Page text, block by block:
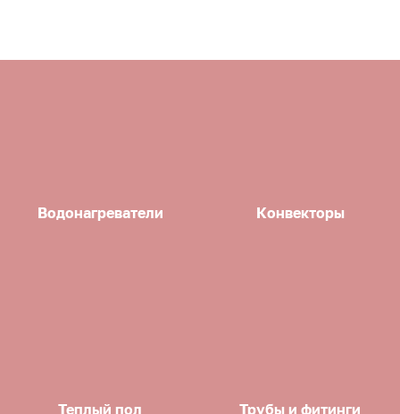
Водонагреватели Конвекторы
Теплый пол Трубы и фитинги